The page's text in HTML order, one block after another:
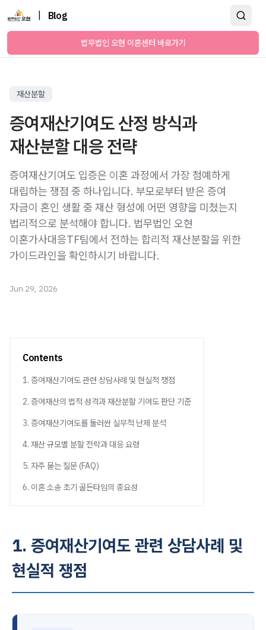
Blog
법무법인 오현 이혼센터 바로가기
재산분할
증여재산기여도 산정 방식과
재산분할 대응 전략
증여재산기여도 입증은 이혼 과정에서 가장 첨예하게
대립하는 쟁점 중 하나입니다. 부모로부터 받은 증여
자금이 혼인 생활 중 재산 형성에 어떤 영향을 미쳤는지
법리적으로 분석해야 합니다. 법무법인 오현
이혼가사대응TF팀에서 전하는 합리적 재산분할을 위한
가이드라인을 확인하시기 바랍니다.
Jun 29, 2026
Contents
1. 증여재산기여도 관련 상담사례 및 현실적 쟁점
2. 증여재산의 법적 성격과 재산분할 기여도 판단 기준
3. 증여재산기여도를 둘러싼 실무적 난제 분석
4. 재산 규모별 분할 전략과 대응 요령
5. 자주 묻는 질문 (FAQ)
6. 이혼 소송 초기 골든타임의 중요성
1. 증여재산기여도 관련 상담사례 및
현실적 쟁점